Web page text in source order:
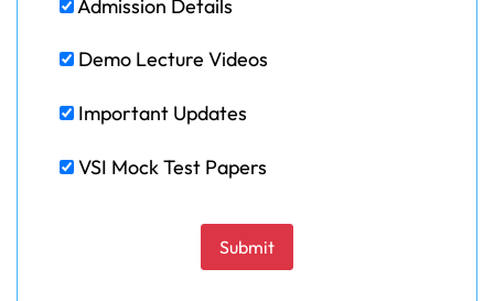
Admission Details
Demo Lecture Videos
Important Updates
VSI Mock Test Papers
Please leave this field empty.